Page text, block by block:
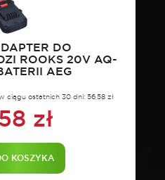
DO
ROOKS 20V AQ-
AEG
ciągu ostatnich 30 dni: 56,58 zł
zł
KOSZYKA